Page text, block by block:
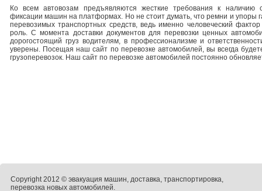
Ко всем автовозам предъявляются жесткие требования к наличию
фиксации машин на платформах. Но не стоит думать, что ремни и упоры
перевозимых транспортных средств, ведь именно человеческий фактор
роль. С момента доставки документов для перевозки ценных
дорогостоящий груз водителям, в профессионализме и
уверены. Посещая наш сайт по перевозке автомобилей, вы всегда
грузоперевозок. Наш сайт по перевозке автомобилей постоянно
Copyright 2012 © эвакуация машин, доставка, транспортировка,
перевозка новых автомобилей.